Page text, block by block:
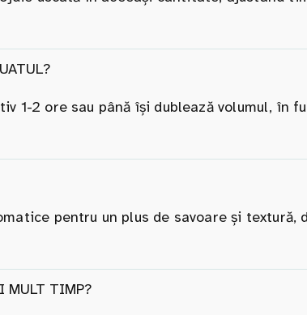
1-2 ore sau până își dublează volumul, în
pentru un plus de savoare și textură,
MULT TIMP?